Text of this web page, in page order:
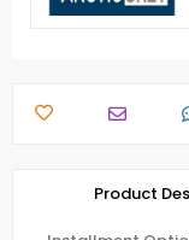
Product